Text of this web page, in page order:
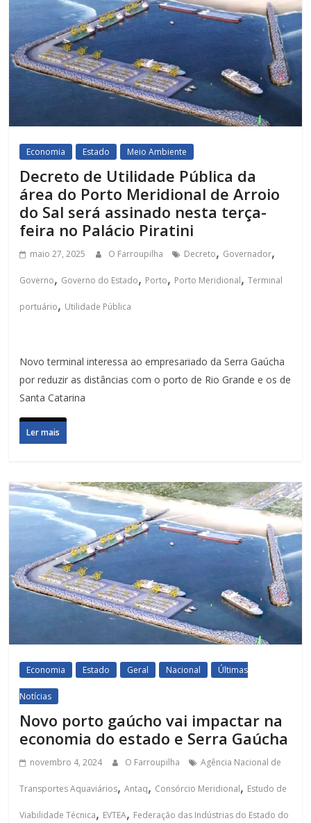
Economia Estado Meio Ambiente
Decreto de Utilidade Pública da
área do Porto Meridional de Arroio
do Sal será assinado nesta terça-
feira no Palácio Piratini
maio 27, 2025 O Farroupilha Decreto, Governador,
Governo, Governo do Estado, Porto, Porto Meridional,Terminal
portuário, Utilidade Pública
Novo terminal interessa ao empresariado da Serra Gaúcha
por reduzir as distâncias com o porto de Rio Grande e os de
Santa Catarina
Ler mais
Economia Estado Geral Nacional Últimas
Notícias
Novo porto gaúcho vai impactar na
economia do estado e Serra Gaúcha
novembro 4, 2024 O Farroupilha Agência Nacional de
Transportes Aquaviários,Antaq, Consórcio Meridional, Estudo de
Viabilidade Técnica, EVTEA, Federação das Indústrias do Estado do